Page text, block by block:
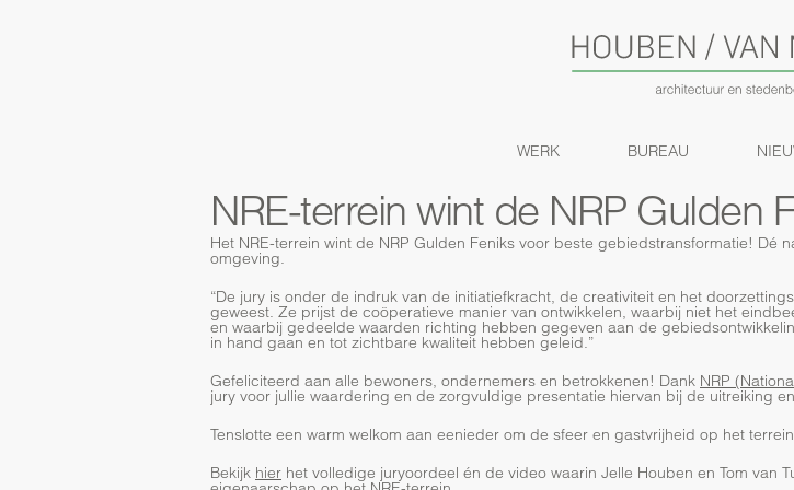
WERK BUREAU
NRE-terrein wint de NRP Gulden
Het NRE-terrein wint de NRP Gulden Feniks voor beste gebiedstransformatie!
omgeving.
“De jury is onder de indruk van de initiatiefkracht, de creativiteit en het
geweest. Ze prijst de coöperatieve manier van ontwikkelen, waarbij niet het
en waarbij gedeelde waarden richting hebben gegeven aan de
in hand gaan en tot zichtbare kwaliteit hebben geleid.”
Gefeliciteerd aan alle bewoners, ondernemers en betrokkenen! Dank NRP
jury voor jullie waardering en de zorgvuldige presentatie hiervan bij de uitreiking
Tenslotte een warm welkom aan eenieder om de sfeer en gastvrijheid op het
Bekijk hier het volledige juryoordeel én de video waarin Jelle Houben en Tom van